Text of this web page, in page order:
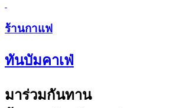
ร้านกาแฟ
ทันบัมคาเฟ่
มาร่วมกันทาน